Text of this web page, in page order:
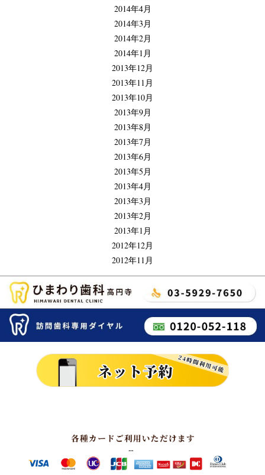
2014年4月
2014年3月
2014年2月
2014年1月
2013年12月
2013年11月
2013年10月
2013年9月
2013年8月
2013年7月
2013年6月
2013年5月
2013年4月
2013年3月
2013年2月
2013年1月
2012年12月
2012年11月